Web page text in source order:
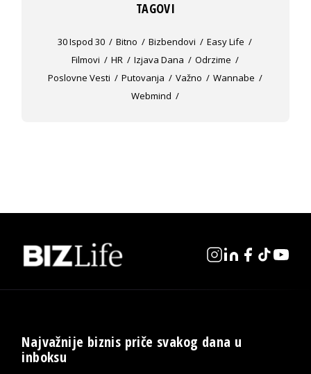
TAGOVI
30 Ispod 30 Bitno Bizbendovi
Easy Life
Filmovi
HR Izjava Dana
Odrzime
Poslovne Vesti
Putovanja Važno
Wannabe
Webmind
Najvažnije biznis priče svakog dana u
inboksu